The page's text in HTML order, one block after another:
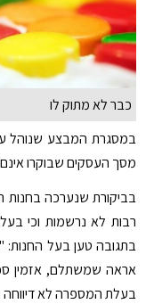
כבר לא מתוק לו
מסך העסקים שבוקרו
בביקורת שנערכה בחנות
רבות לא נרשמות וכי
בתגובה טען בעל החנות:
אראה שמשתלם, אזמין